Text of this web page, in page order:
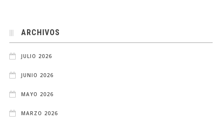
ARCHIVOS
JULIO 2026
JUNIO 2026
MAYO 2026
MARZO 2026